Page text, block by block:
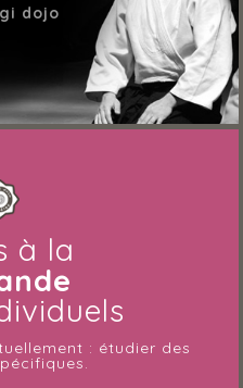
dojo
à la
: étudier des